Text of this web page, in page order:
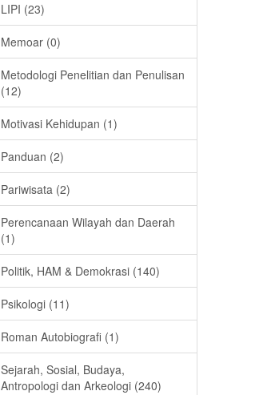
LIPI (23)
Memoar (0)
Metodologi Penelitian dan Penulisan
(12)
Motivasi Kehidupan (1)
Panduan (2)
Pariwisata (2)
Perencanaan Wilayah dan Daerah
(1)
Politik, HAM & Demokrasi (140)
Psikologi (11)
Roman Autobiografi (1)
Sejarah, Sosial, Budaya,
Antropologi dan Arkeologi (240)